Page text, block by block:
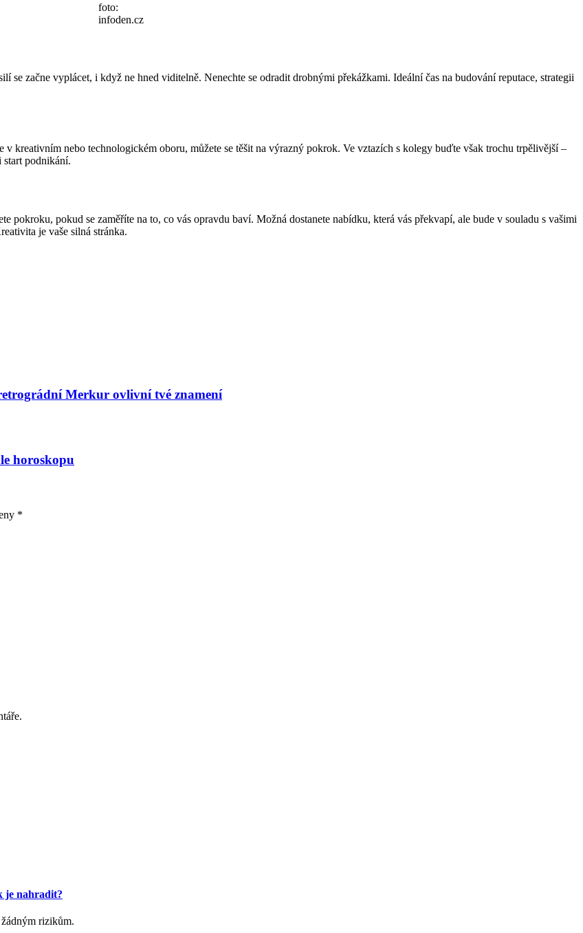
foto:
infoden.cz
začne vyplácet, i když ne hned viditelně. Nenechte se odradit drobnými překážkami. Ideální čas na budování reputace, strategii
kreativním nebo technologickém oboru, můžete se těšit na výrazný pokrok. Ve vztazích s kolegy buďte však trochu trpělivější –
start podnikání.
pokroku, pokud se zaměříte na to, co vás opravdu baví. Možná dostanete nabídku, která vás překvapí, ale bude v souladu s vašimi
je vaše silná stránka.
Merkur ovlivní tvé znamení
horoskopu
*
je nahradit?
rizikům.